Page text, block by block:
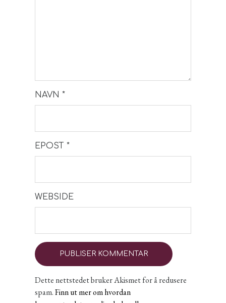
NAVN *
EPOST *
WEBSIDE
Dette nettstedet bruker Akismet for å redusere
spam.Finn ut mer om hvordan